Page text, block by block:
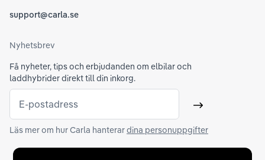
support@carla.se
Nyhetsbrev
Få nyheter, tips och erbjudanden om elbilar och
laddhybrider direkt till din inkorg.
E-postadress Skicka
Läs mer om hur Carla hanterardina personuppgifter